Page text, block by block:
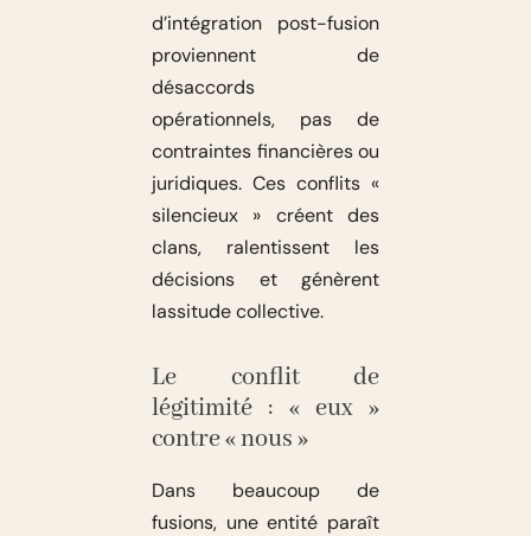
d’intégration post-fusion
proviennent de
désaccords
opérationnels, pas de
contraintes financières ou
juridiques. Ces conflits «
silencieux » créent des
clans, ralentissent les
décisions et génèrent
lassitude collective.
Le conflit de
légitimité : « eux »
contre « nous »
Dans beaucoup de
fusions, une entité paraît